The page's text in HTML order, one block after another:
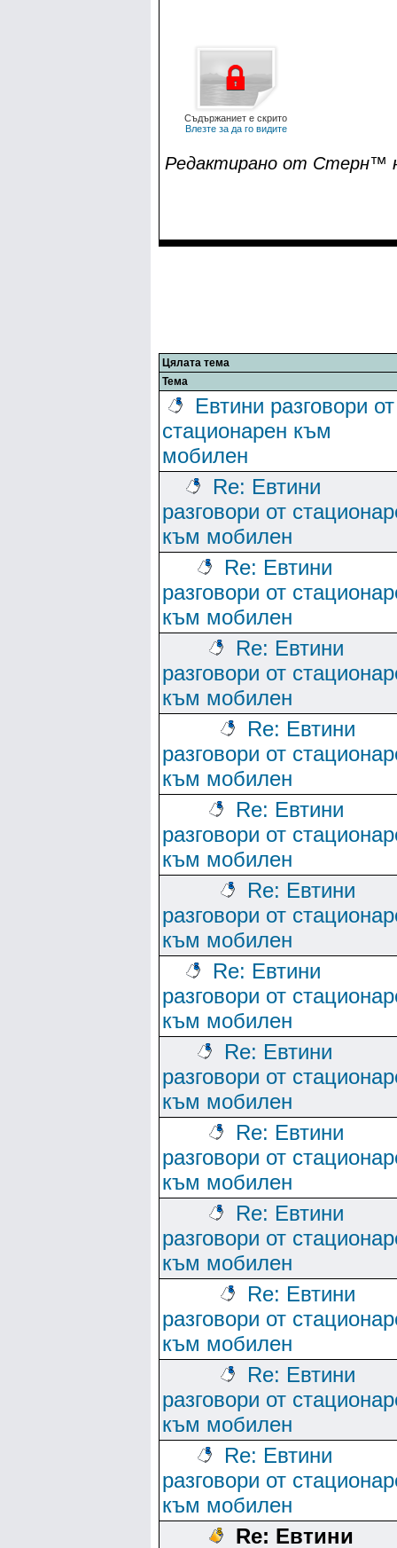
Съдържаниет е скрито
Влезте за да го видите
Редактирано от Cтepн™
Цялата тема
Тема
Евтини разговори от
стационарен към
мобилен
Re: Евтини
разговори от
към мобилен
Re: Евтини
разговори от
към мобилен
Re: Евтини
разговори от
към мобилен
Re: Евтини
разговори от
към мобилен
Re: Евтини
разговори от
към мобилен
Re: Евтини
разговори от
към мобилен
Re: Евтини
разговори от
към мобилен
Re: Евтини
разговори от
към мобилен
Re: Евтини
разговори от
към мобилен
Re: Евтини
разговори от
към мобилен
Re: Евтини
разговори от
към мобилен
Re: Евтини
разговори от
към мобилен
Re: Евтини
разговори от
към мобилен
Re: Евтини